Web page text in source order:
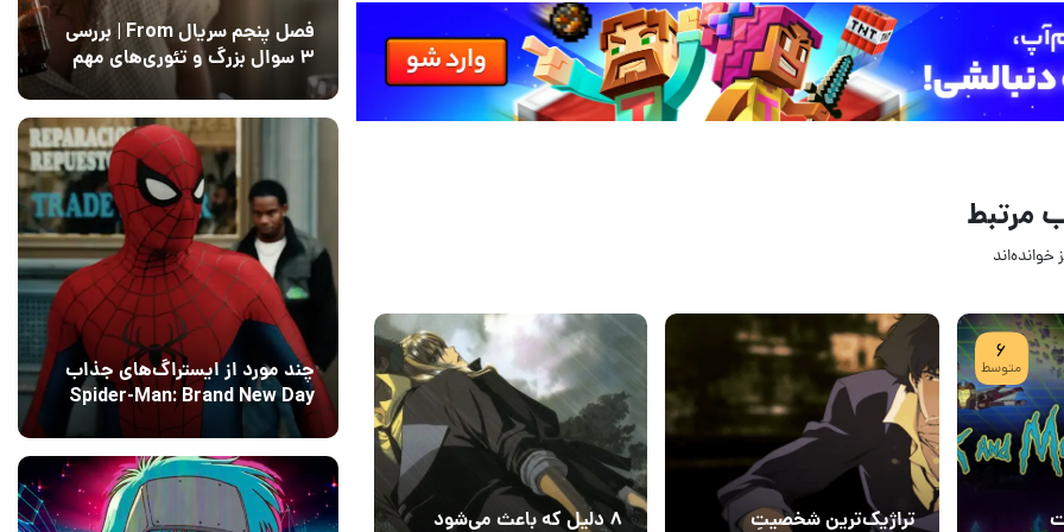
مرتبط
خوانده‌اند
6
متوسط
تراژیک‌ترین شخصیتِ
۸ دلیل که باعث می‌شود
فصل پنجم سریال From | بررسی
۳ سوال بزرگ و تئوری‌های مهم
12 مرداد 1405
چند مورد از ایستراگ‌های جذاب
Spider-Man: Brand New Day
فاش شدند
۰